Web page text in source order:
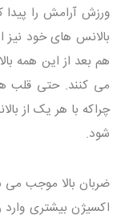
ورزش آرامش را پیدا
بالانس های خود نیز
هم بعد از این همه
می کنند. حتی قلب
چراکه با هر یک از
شود.
ضربان بالا موجب می
اکسیژن بیشتری